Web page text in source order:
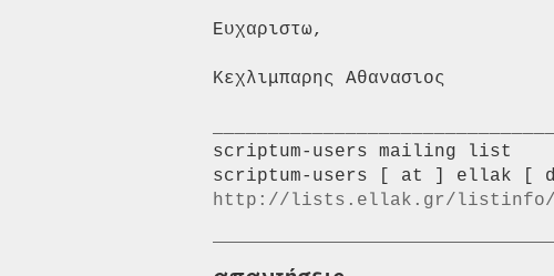
Ευχαριστω,
Κεχλιμπαρης Αθανασιος
scriptum-users mailing list
http://lists.ellak.gr/listinfo/